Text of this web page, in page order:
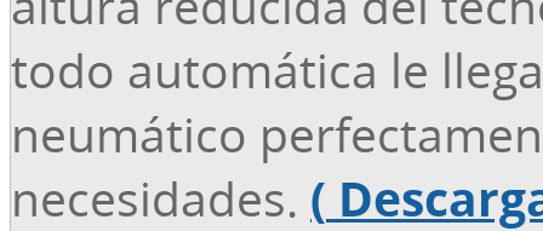
todo automática le
neumático
necesidades. (